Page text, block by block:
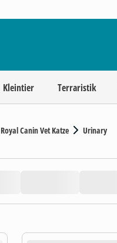
Kleintier Terraristik
Royal Canin Vet Katze Urinary